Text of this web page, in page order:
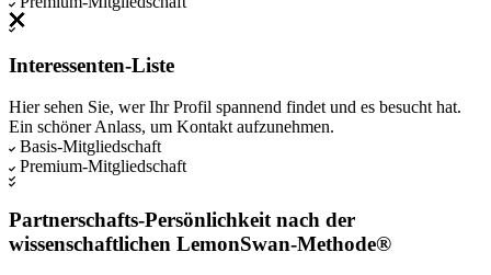
Interessenten-Liste
Hier sehen Sie, wer Ihr Profil spannend findet und es besucht hat.
Ein schöner Anlass, um Kontakt aufzunehmen.
Basis-Mitgliedschaft
Premium-Mitgliedschaft
Partnerschafts-Persönlichkeit nach der
wissenschaftlichen LemonSwan-Methode®